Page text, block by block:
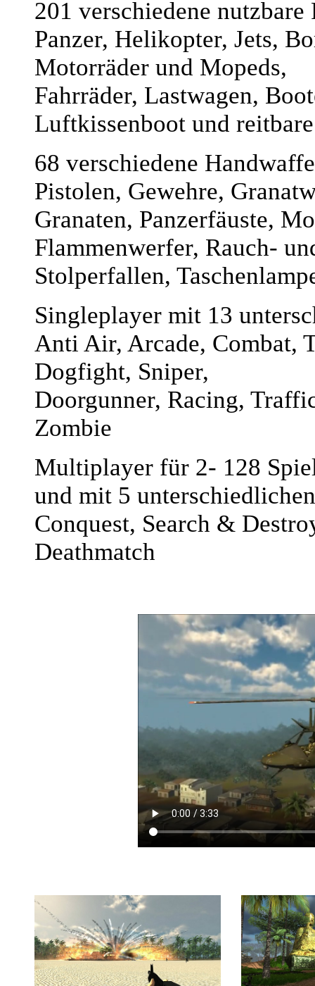
201 verschiedene nutzbare
Panzer, Helikopter, Jets,
Motorräder und Mopeds,
Fahrräder, Lastwagen,
Luftkissenboot und
68 verschiedene
Pistolen, Gewehre,
Granaten, Panzerfäuste,
Flammenwerfer, Rauch-
Stolperfallen,
Singleplayer mit 13
Anti Air, Arcade, Combat,
Dogfight, Sniper,
Doorgunner, Racing,
Zombie
Multiplayer für 2- 128
und mit 5
Conquest, Search &
Deathmatch